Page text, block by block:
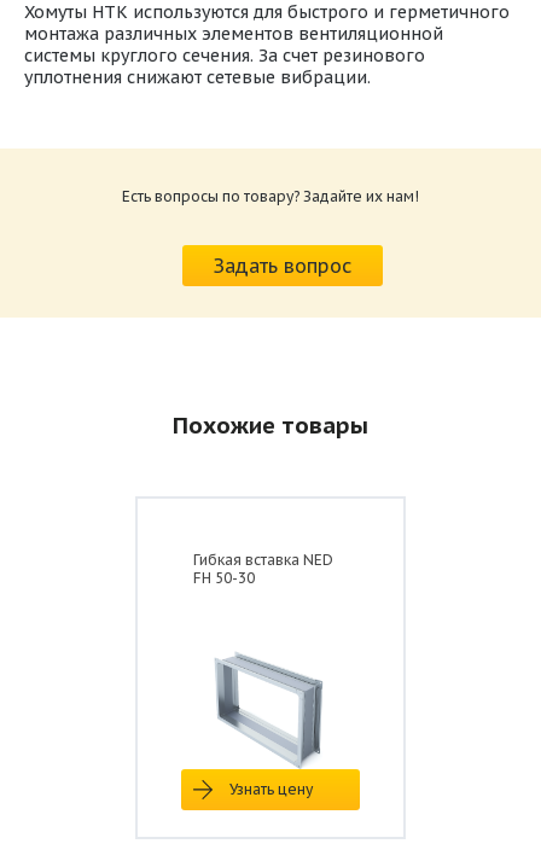
Хомуты HTK используются для быстрого и герметичного
монтажа различных элементов вентиляционной
системы круглого сечения. За счет резинового
уплотнения снижают сетевые вибрации.
Размеры, мм
А Б
200 253
Есть вопросы по товару? Задайте их нам!
Задать вопрос
Похожие товары
Гибкая вставка NED
FH 50-30
Узнать цену